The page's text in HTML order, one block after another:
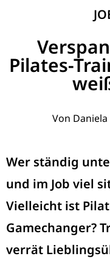
Pilates-
Von
Wer ständig
und im Job viel
Vielleicht ist
Gamechanger?
verrät